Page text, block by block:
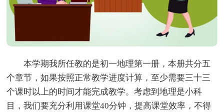
本学期我所任教的是初一地理第一册，本册共分五
个章节，如果按照正常教学进度计算，至少需要三十三
个课时以上的时间才能完成教学。考虑到地理是小科
目，我们要充分利用课堂40分钟，提高课堂效率，不得